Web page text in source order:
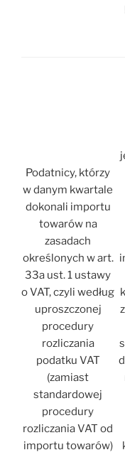
Podatnicy, którzy
w danym kwartale
dokonali importu
towarów na
zasadach
określonych w art.
33a ust. 1 ustawy
o VAT, czyli według
uproszczonej
procedury
rozliczania
podatku VAT
(zamiast
standardowej
procedury
rozliczania VAT od
importu towarów)